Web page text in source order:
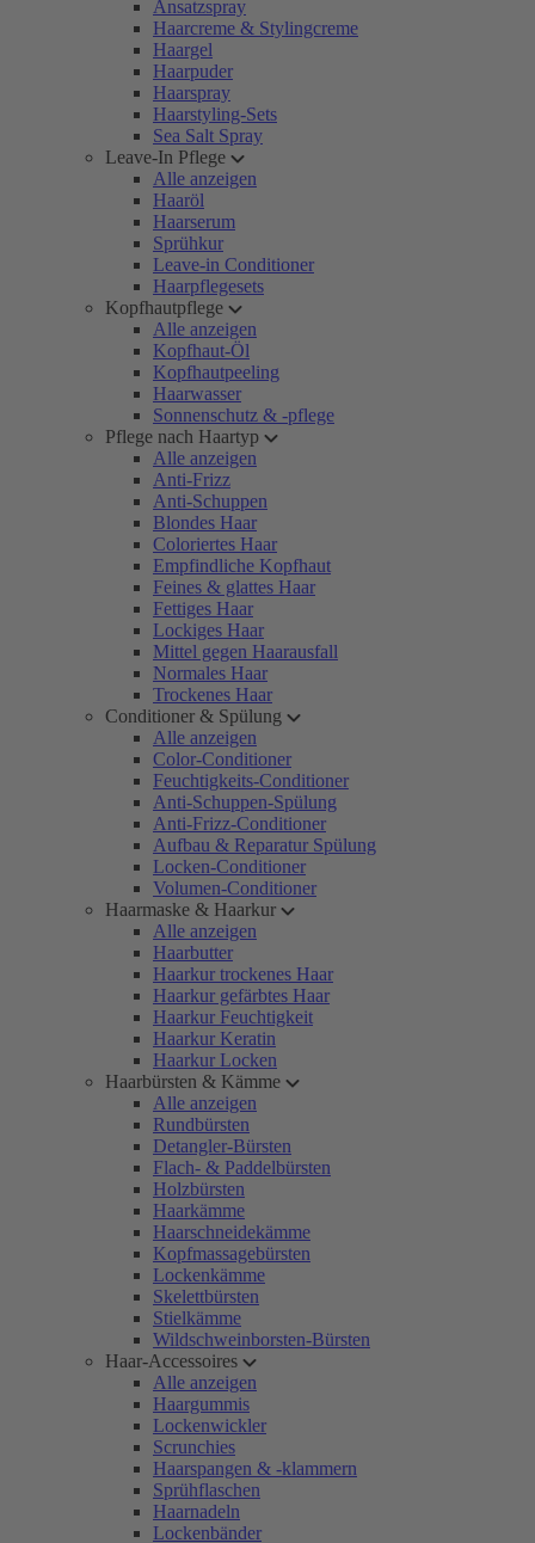
Ansatzspray
Haarcreme & Stylingcreme
Haargel
Haarpuder
Haarspray
Haarstyling-Sets
Sea Salt Spray
Leave-In Pflege
Alle anzeigen
Haaröl
Haarserum
Sprühkur
Leave-in Conditioner
Haarpflegesets
Kopfhautpflege
Alle anzeigen
Kopfhaut-Öl
Kopfhautpeeling
Haarwasser
Sonnenschutz & -pflege
Pflege nach Haartyp
Alle anzeigen
Anti-Frizz
Anti-Schuppen
Blondes Haar
Coloriertes Haar
Empfindliche Kopfhaut
Feines & glattes Haar
Fettiges Haar
Lockiges Haar
Mittel gegen Haarausfall
Normales Haar
Trockenes Haar
Conditioner & Spülung
Alle anzeigen
Color-Conditioner
Feuchtigkeits-Conditioner
Anti-Schuppen-Spülung
Anti-Frizz-Conditioner
Aufbau & Reparatur Spülung
Locken-Conditioner
Volumen-Conditioner
Haarmaske & Haarkur
Alle anzeigen
Haarbutter
Haarkur trockenes Haar
Haarkur gefärbtes Haar
Haarkur Feuchtigkeit
Haarkur Keratin
Haarkur Locken
Haarbürsten & Kämme
Alle anzeigen
Rundbürsten
Detangler-Bürsten
Flach- & Paddelbürsten
Holzbürsten
Haarkämme
Haarschneidekämme
Kopfmassagebürsten
Lockenkämme
Skelettbürsten
Stielkämme
Wildschweinborsten-Bürsten
Haar-Accessoires
Alle anzeigen
Haargummis
Lockenwickler
Scrunchies
Haarspangen & -klammern
Sprühflaschen
Haarnadeln
Lockenbänder